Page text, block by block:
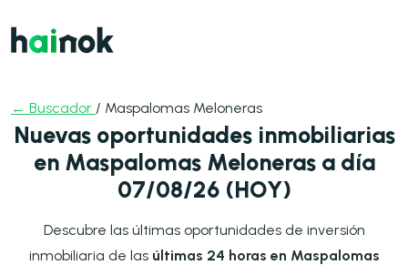
← Buscador / Maspalomas Meloneras
Nuevas oportunidades inmobiliarias
en Maspalomas Meloneras a día
07/08/26 (HOY)
Descubre las últimas oportunidades de inversión
inmobiliaria de las últimas 24 horas en Maspalomas